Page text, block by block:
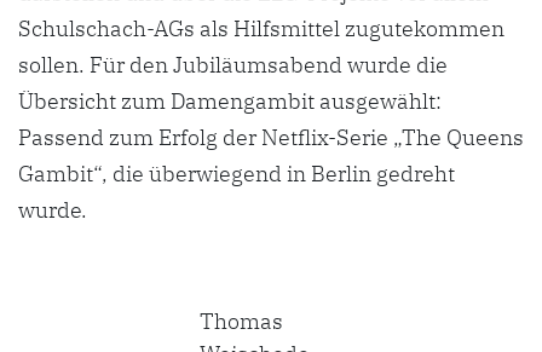
Schulschach-AGs als Hilfsmittel zugutekommen
sollen. Für den Jubiläumsabend wurde die
Übersicht zum Damengambit ausgewählt:
Passend zum Erfolg der Netflix-Serie „The Queens
Gambit“, die überwiegend in Berlin gedreht
wurde.
Thomas